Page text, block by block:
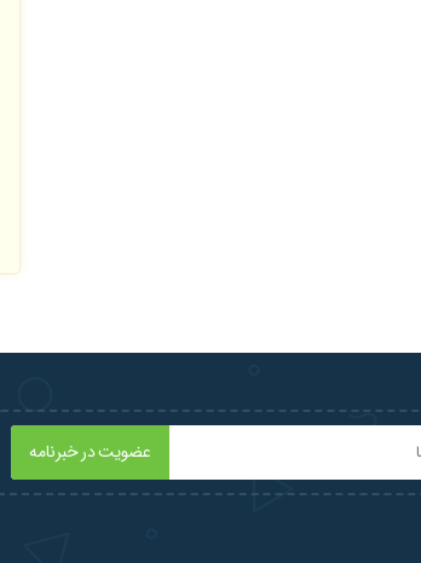
عضویت در خبرنامه